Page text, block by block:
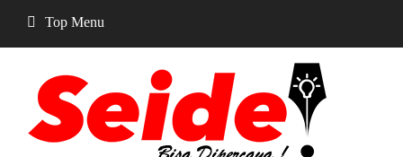
content
Top Menu